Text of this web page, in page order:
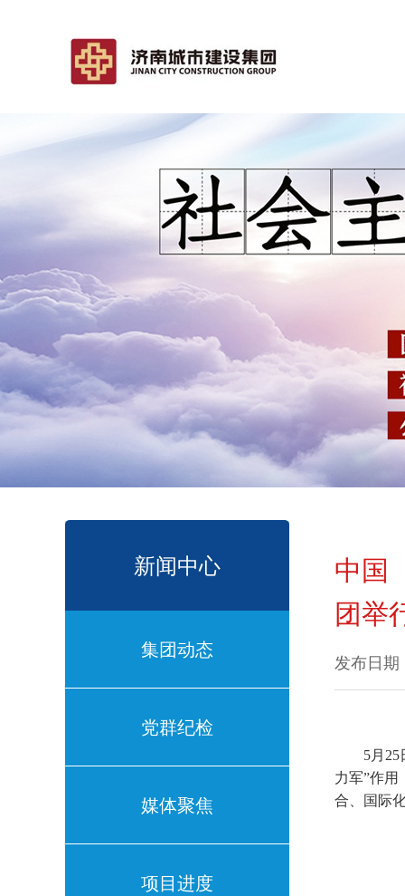
新闻中心
集团动态
党群纪检
媒体聚焦
项目进度
中国
团举
发布日
5月
力军”作用
合、国际